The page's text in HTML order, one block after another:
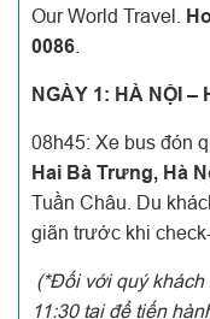
Our World Travel.
0086
NGÀY 1: HÀ NỘI –
08h45: Xe bus đón
Hai Bà Trưng, Hà
Tuần Châu. Du
giãn trước khi
(*Đối với quý khách
11:30 tại để tiến